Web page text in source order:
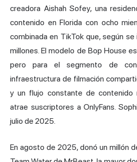
creadora Aishah Sofey, una
contenido en Florida con ocho
combinada en TikTok que, según
millones. El modelo de Bop House
pero para el segmento de
infraestructura de filmación
y un flujo constante de contenido
atrae suscriptores a OnlyFans.
julio de 2025.
En agosto de 2025, donó un millón